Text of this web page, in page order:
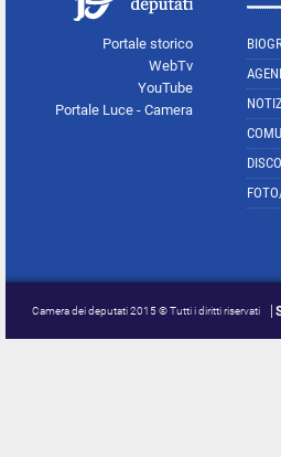
Portale storico
WebTv
YouTube
Portale Luce - Camera
Camera dei deputati 2015 © Tutti i diritti riservati